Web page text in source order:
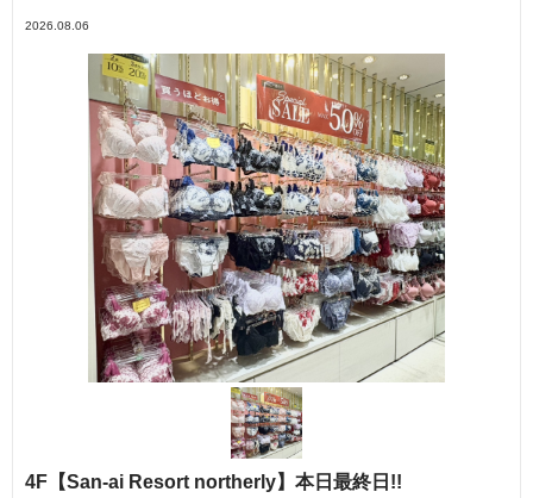
2026.08.06
4F【San-ai Resort northerly】本日最終日!!